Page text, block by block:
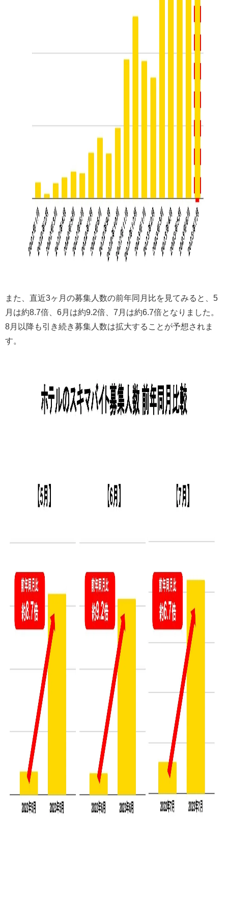
また、直近3ヶ月の募集人数の前年同月比を見てみると、5
月は約8.7倍、6月は約9.2倍、7月は約6.7倍となりました。
8月以降も引き続き募集人数は拡大することが予想されま
す。